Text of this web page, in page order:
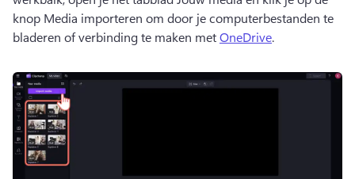
knop Media importeren om door je computerbestanden te
bladeren of verbinding te maken met OneDrive.